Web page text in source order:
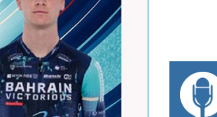
#334 CHARLY WEGELIUS, MAURO